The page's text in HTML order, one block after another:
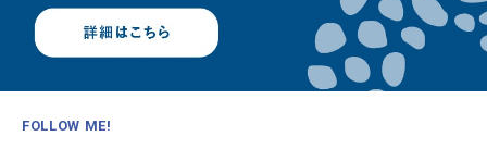
FOLLOW ME!